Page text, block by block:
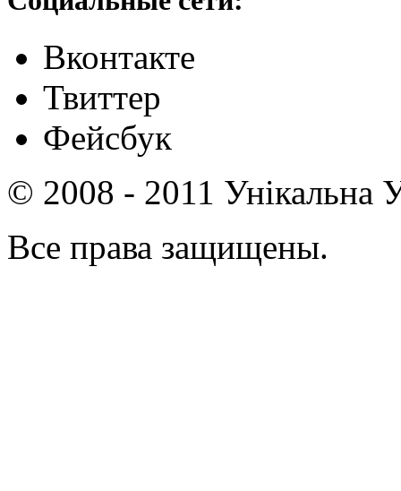
Вконтакте
Твиттер
Фейсбук
© 2008 - 2011 Унікальна
Все права защищены.